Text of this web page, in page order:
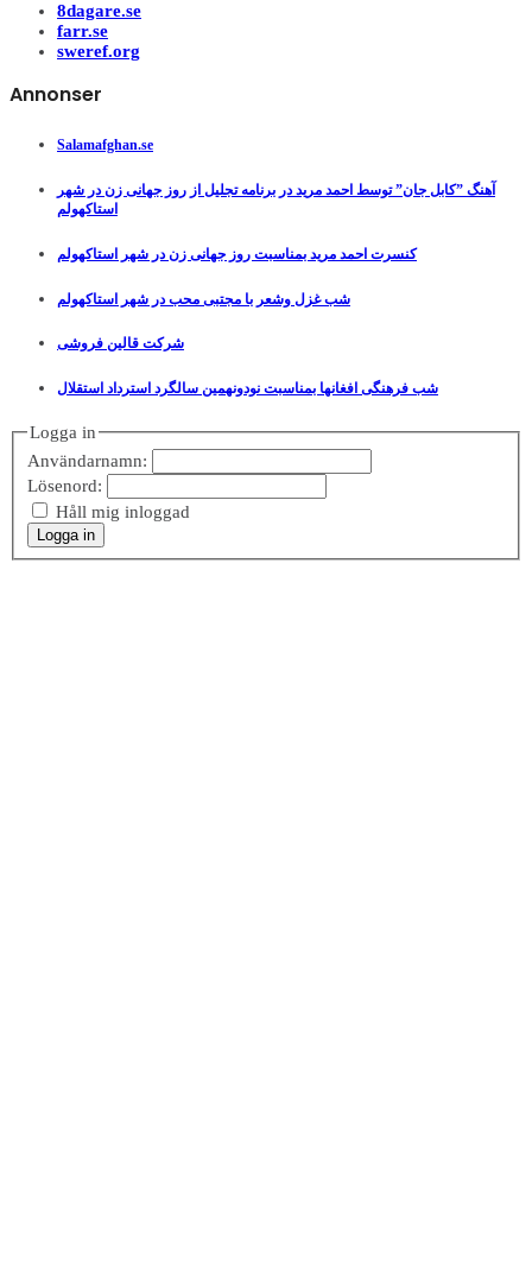
8dagare.se
farr.se
sweref.org
Annonser
Salamafghan.se
آهنگ ”کابل جان” توسط احمد مرید در برنامه تجلیل از روز جهانی زن در شهر
استاکهولم
کنسرت احمد مرید بمناسبت روز جهانی زن در شهر استاکهولم
شب غزل وشعر با مجتبی محب در شهر استاکهولم
شرکت قالین فروشی
شب فرهنگی افغانها بمناسبت نودونهمین سالگرد استرداد استقلال
Logga in
Användarnamn:
Lösenord:
Håll mig inloggad
Logga in